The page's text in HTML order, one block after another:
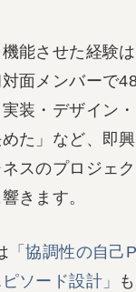
能させた経験
面メンバーで
装・デザイン
た」など、即
スのプロジェ
きます。
「協調性の自
ソード設計」